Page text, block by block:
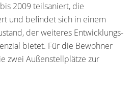
2009 teilsaniert, die
und befindet sich in einem
der weiteres Entwicklungs-
bietet. Für die Bewohner
zwei Außenstellplätze zur